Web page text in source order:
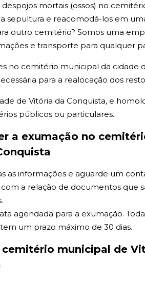
mortais (ossos) no
sepultura e reacomodá-los em
outro cemitério? Somos uma
e transporte para qualquer
no cemitério municipal da cidade
para a realocação dos
de Vitória da Conquista, e
públicos ou particulares.
a exumação no
as informações e aguarde um
a relação de documentos que
agendada para a exumação.
um prazo máximo de 30 dias.
cemitério municipal de